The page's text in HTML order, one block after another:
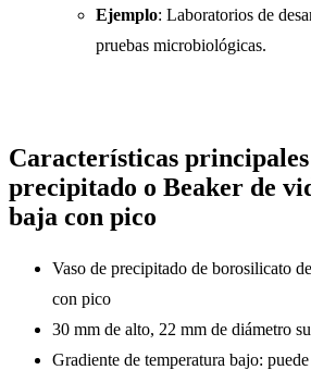
Ejemplo: Laboratorios de
pruebas microbiológicas.
Características principales
precipitado o Beaker de
baja con pico
Vaso de precipitado de borosilicato
con pico
30 mm de alto, 22 mm de diámetro
Gradiente de temperatura bajo: